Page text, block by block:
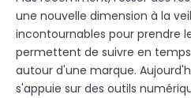
une nouvelle dimension à la
incontournables pour prendre
permettent de suivre en
autour d'une marque.
s'appuie sur des outils